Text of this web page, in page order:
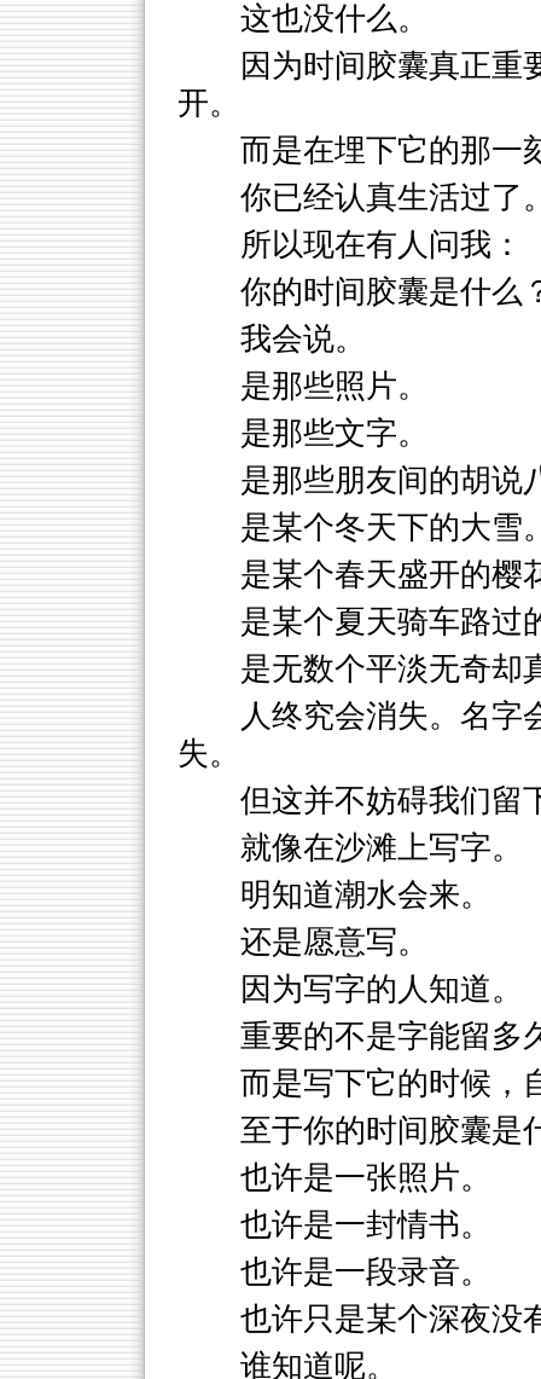
这也没什么。
因为时间胶囊真正重
开。
而是在埋下它的那一
你已经认真生活过了
所以现在有人问我：
你的时间胶囊是什么
我会说。
是那些照片。
是那些文字。
是那些朋友间的胡说
是某个冬天下的大雪
是某个春天盛开的樱
是某个夏天骑车路过
是无数个平淡无奇却
人终究会消失。名字
失。
但这并不妨碍我们留
就像在沙滩上写字。
明知道潮水会来。
还是愿意写。
因为写字的人知道。
重要的不是字能留多
而是写下它的时候，
至于你的时间胶囊是
也许是一张照片。
也许是一封情书。
也许是一段录音。
也许只是某个深夜没
谁知道呢。